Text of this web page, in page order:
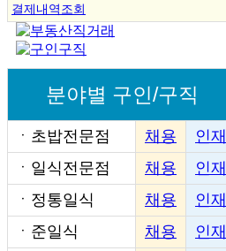
결제내역조회
분야별 구인/구직
ㆍ 초밥전문점 채용
인재
ㆍ 일식전문점 채용
인재
ㆍ 정통일식 채용
인재
ㆍ 준일식 채용
인재